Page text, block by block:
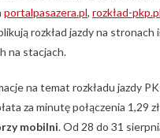
portalpasazera.pl, rozkład-pkp.pl
rozkład jazdy na
na stacjach.
na temat rozkładu jazdy
za minutę połączenia 1,29
mobilni. Od 28 do 31